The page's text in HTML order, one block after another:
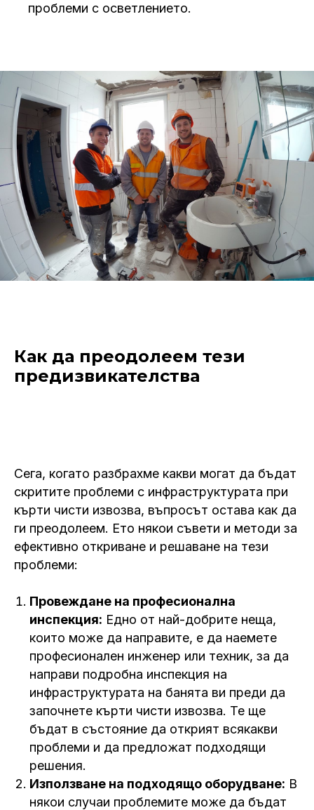
проблеми с осветлението.
Как да преодолеем тези
предизвикателства
Сега, когато разбрахме какви могат да бъдат
скритите проблеми с инфраструктурата при
кърти чисти извозва, въпросът остава как да
ги преодолеем. Ето някои съвети и методи за
ефективно откриване и решаване на тези
проблеми:
Провеждане на професионална
инспекция: Едно от най-добрите неща,
които може да направите, е да наемете
професионален инженер или техник, за да
направи подробна инспекция на
инфраструктурата на банята ви преди да
започнете кърти чисти извозва. Те ще
бъдат в състояние да открият всякакви
проблеми и да предложат подходящи
решения.
Използване на подходящо оборудване: В
някои случаи проблемите може да бъдат